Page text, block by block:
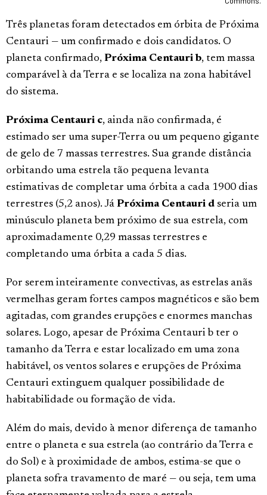
Três planetas foram detectados em órbita de Próxima
Centauri — um confirmado e dois candidatos. O
planeta confirmado, Próxima Centauri b, tem massa
comparável à da Terra e se localiza na zona habitável
do sistema.
Próxima Centauri c, ainda não confirmada, é
estimado ser uma super-Terra ou um pequeno gigante
de gelo de 7 massas terrestres. Sua grande distância
orbitando uma estrela tão pequena levanta
estimativas de completar uma órbita a cada 1900 dias
terrestres (5,2 anos). Já Próxima Centauri d seria um
minúsculo planeta bem próximo de sua estrela, com
aproximadamente 0,29 massas terrestres e
completando uma órbita a cada 5 dias.
Por serem inteiramente convectivas, as estrelas anãs
vermelhas geram fortes campos magnéticos e são bem
agitadas, com grandes erupções e enormes manchas
solares. Logo, apesar de Próxima Centauri b ter o
tamanho da Terra e estar localizado em uma zona
habitável, os ventos solares e erupções de Próxima
Centauri extinguem qualquer possibilidade de
habitabilidade ou formação de vida.
Além do mais, devido à menor diferença de tamanho
entre o planeta e sua estrela (ao contrário da Terra e
do Sol) e à proximidade de ambos, estima-se que o
planeta sofra travamento de maré — ou seja, tem uma